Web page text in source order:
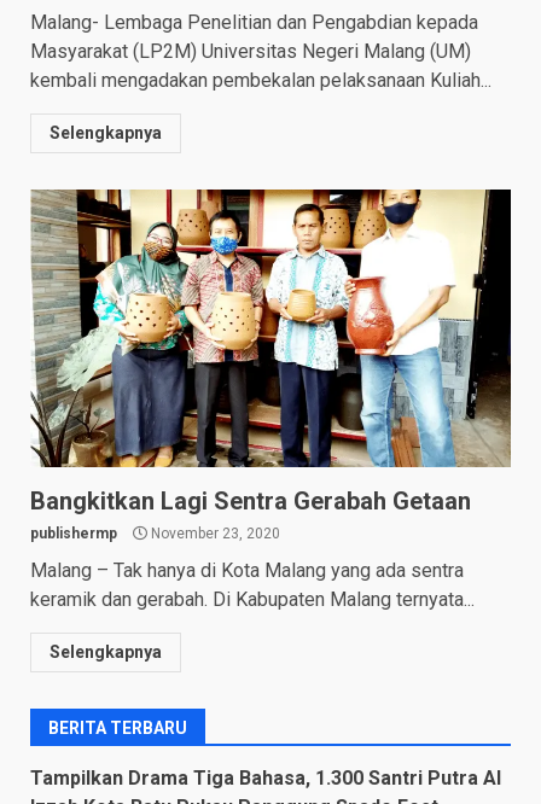
Malang- Lembaga Penelitian dan Pengabdian kepada
Masyarakat (LP2M) Universitas Negeri Malang (UM)
kembali mengadakan pembekalan pelaksanaan Kuliah...
Selengkapnya
Bangkitkan Lagi Sentra Gerabah Getaan
publishermp November 23, 2020
Malang – Tak hanya di Kota Malang yang ada sentra
keramik dan gerabah. Di Kabupaten Malang ternyata...
Selengkapnya
BERITA TERBARU
Tampilkan Drama Tiga Bahasa, 1.300 Santri Putra Al